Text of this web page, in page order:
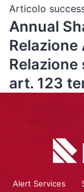
Articolo
Annual
Relazione
art. 123
Alert Services